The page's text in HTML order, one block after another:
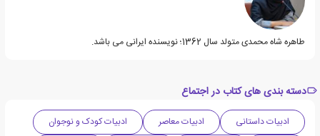
طاهره شاه محمدی متولد سال 1362؛ نویسنده ایرانی می باشد.
دسته بندی های کتاب در اجتماع
ادبیات داستانی ادبیات معاصر
ادبیات کودک و نوجوان